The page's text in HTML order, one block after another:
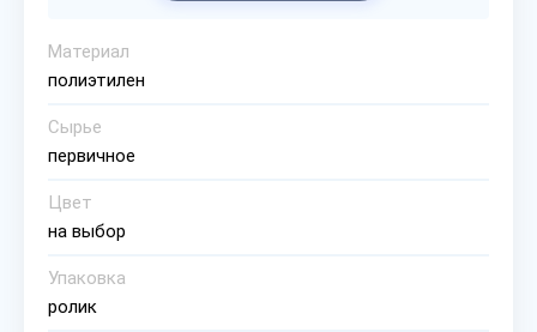
Материал
полиэтилен
Сырье
первичное
Цвет
на выбор
Упаковка
ролик